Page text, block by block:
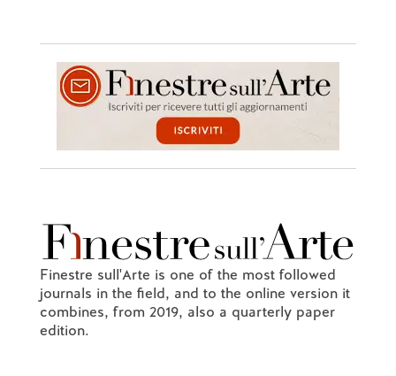
Finestre sull'Arte is one of the most followed
journals in the field, and to the online version it
combines, from 2019, also a quarterly paper
edition.